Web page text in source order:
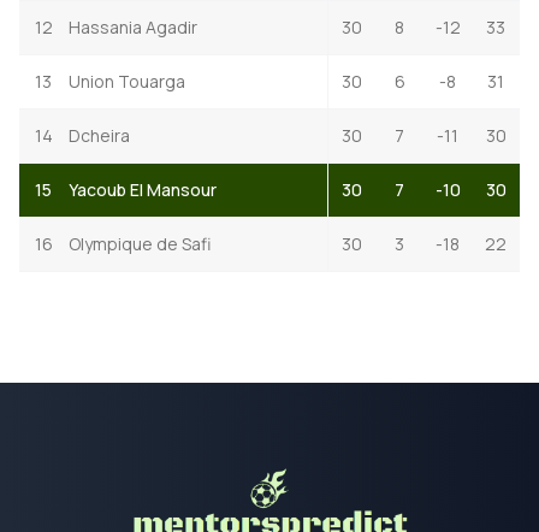
12 Hassania Agadir 30 8 -12 33
13 Union Touarga 30 6 -8 31
14 Dcheira 30 7 -11 30
15 Yacoub El Mansour 30 7 -10 30
16 Olympique de Safi 30 3 -18 22